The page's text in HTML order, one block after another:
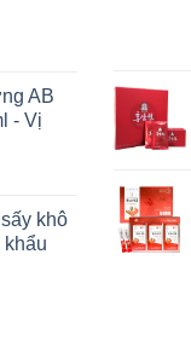
130.000 ₫.
AB
- Vị
khô
khẩu